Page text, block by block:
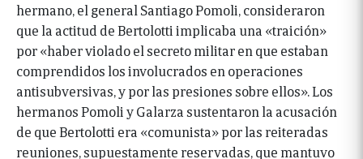
hermano, el general Santiago Pomoli, consideraron
que la actitud de Bertolotti implicaba una «traición»
por «haber violado el secreto militar en que estaban
comprendidos los involucrados en operaciones
antisubversivas, y por las presiones sobre ellos». Los
hermanos Pomoli y Galarza sustentaron la acusación
de que Bertolotti era «comunista» por las reiteradas
reuniones, supuestamente reservadas, que mantuvo